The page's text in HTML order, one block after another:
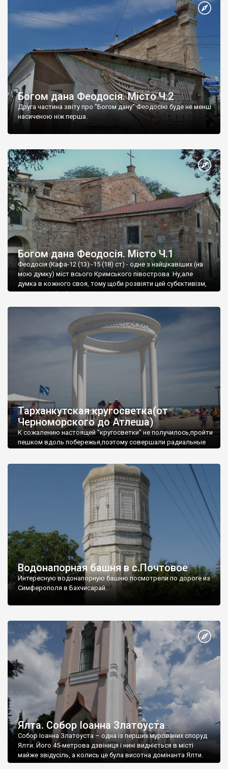
Богом дана Феодосія. Місто Ч.2
Друга частина звіту про "Богом дану" Феодосію буде не менш
насиченою ніж перша.
Богом дана Феодосія. Місто Ч.1
Феодосія (Кафа-12 (13) -15 (18) ст) - одне з найцікавіших (на
мою думку) міст всього Кримського півострова .Ну,але
думка в кожного своя, тому щоби розвіяти цей субєктивізм,
запрошую відвідати це
Тарханкутская кругосветка(от
Черноморского до Атлеша)
К сожалению настоящей "кругосветки" не получилось,пройти
пешком вдоль побережья,поэтому совершали радиальные
Водонапорная башня в с.Почтовое
Интересную водонапорную башню посмотрели по дороге из
Симферополя в Бахчисарай.
Ялта. Собор Іоанна Златоуста
Собор Іоанна Златоуста – одна із перших мурованих споруд
Ялти. Його 45-метрова дзвіниця і нині видніється в місті
майже звідусіль, а колись це була висотна домінанта Ялти.